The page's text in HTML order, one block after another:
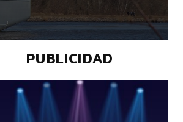
PUBLICIDAD